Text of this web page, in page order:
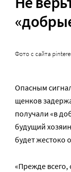
Фото с сайта
Опасным
щенков
получали «в
будущий
будет жестоко
«Прежде